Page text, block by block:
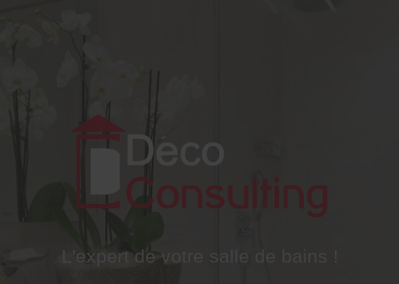
L'expert de votre salle de bains !